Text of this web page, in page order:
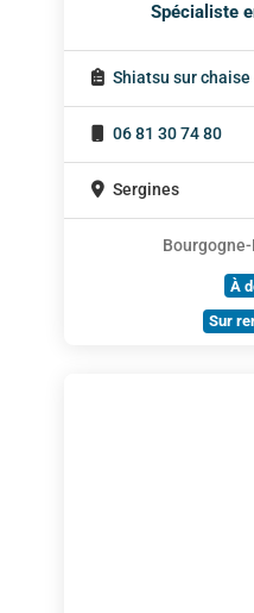
Spécialiste
Shiatsu sur chaise
06 81 30 74 80
Sergines
À
Sur